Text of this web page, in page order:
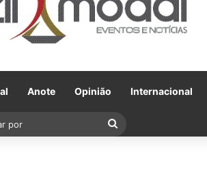
Anote Opinião Internacional
Procurar